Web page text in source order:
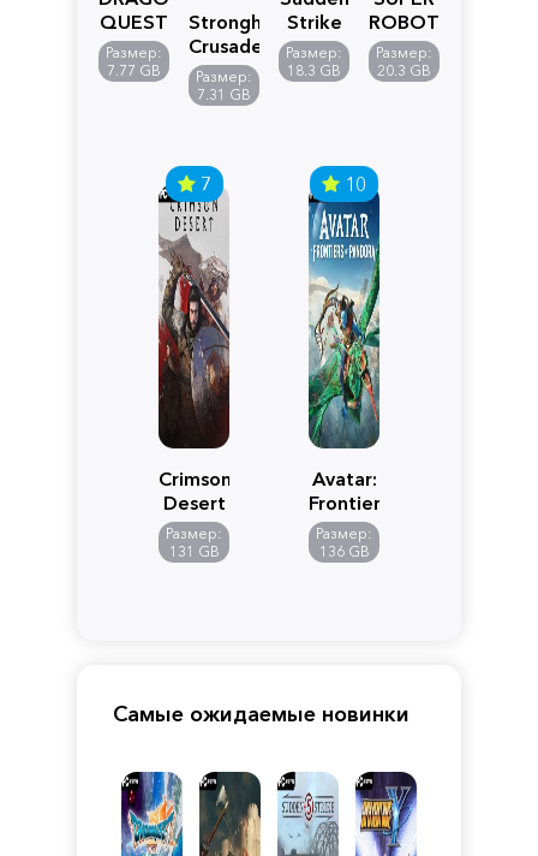
QUEST
VII
Reimagined
Размер:
7.77 GB
Stronghold
Crusader:
Definitive
Edition
Размер:
7.31 GB
Strike
5
Размер:
18.3 GB
ROBOT
WARS
Y
Размер:
20.3 GB
7
Crimson
Desert
Размер:
131 GB
10
Avatar:
Frontiers
of
Pandora
Размер:
136 GB
Самые ожидаемые новинки